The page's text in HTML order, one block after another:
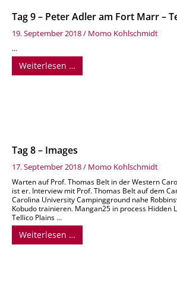
Tag 9 – Peter Adler am Fort Marr –
19. September 2018/ Momo Kohlschmidt
...
Weiterlesen …
Tag 8 – Images
17. September 2018/ Momo Kohlschmidt
Warten auf Prof. Thomas Belt in der Western
ist er. Interview mit Prof. Thomas Belt auf dem
Carolina University Campingground nahe
Kobudo trainieren. Mangan25 in process Hidden
Tellico Plains ...
Weiterlesen …